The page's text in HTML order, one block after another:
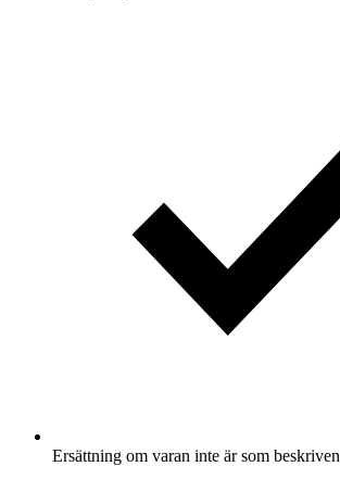
Ersättning om varan inte är som beskriven